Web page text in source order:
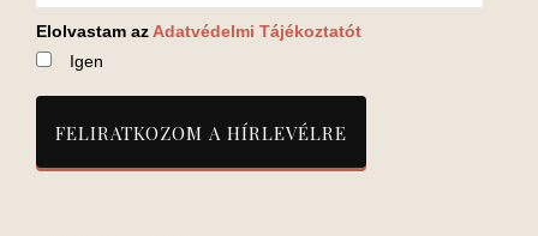
Elolvastam az Adatvédelmi Tájékoztatót
Igen